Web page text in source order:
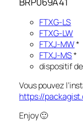
FTXG-LS
FTXG-LW
FTXJ-MW*
FTXJ-MS*
dispositif
Vous pouvez
https://
Enjoy 🙂